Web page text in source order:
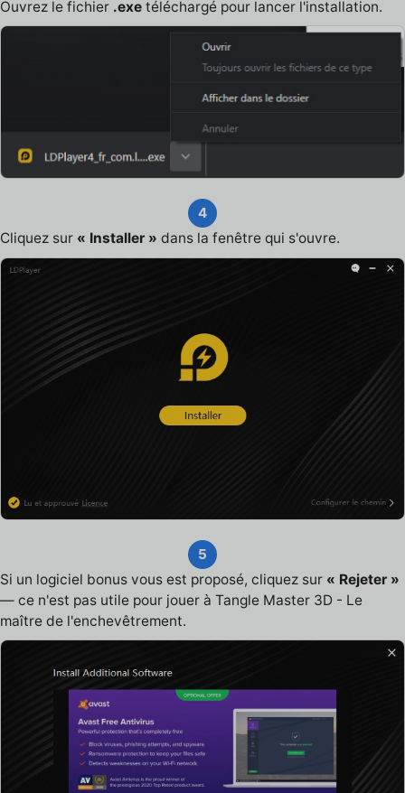
Ouvrez le fichier .exe téléchargé pour lancer l'installation.
4
Cliquez sur « Installer » dans la fenêtre qui s'ouvre.
5
Si un logiciel bonus vous est proposé, cliquez sur « Rejeter »
— ce n'est pas utile pour jouer à Tangle Master 3D - Le
maître de l'enchevêtrement.